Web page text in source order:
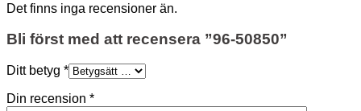
Det finns inga recensioner än.
Bli först med att recensera ”96-50850”
Ditt betyg *
Din recension *